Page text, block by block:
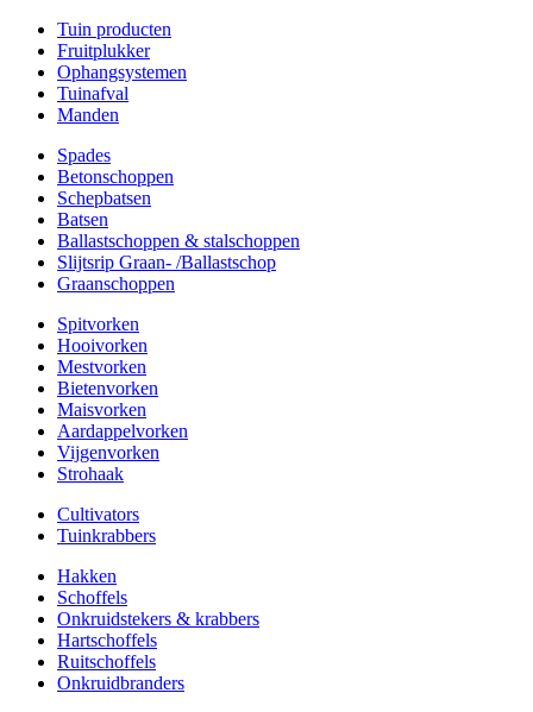
Tuin producten
Fruitplukker
Ophangsystemen
Tuinafval
Manden
Spades
Betonschoppen
Schepbatsen
Batsen
Ballastschoppen & stalschoppen
Slijtsrip Graan- /Ballastschop
Graanschoppen
Spitvorken
Hooivorken
Mestvorken
Bietenvorken
Maisvorken
Aardappelvorken
Vijgenvorken
Strohaak
Cultivators
Tuinkrabbers
Hakken
Schoffels
Onkruidstekers & krabbers
Hartschoffels
Ruitschoffels
Onkruidbranders